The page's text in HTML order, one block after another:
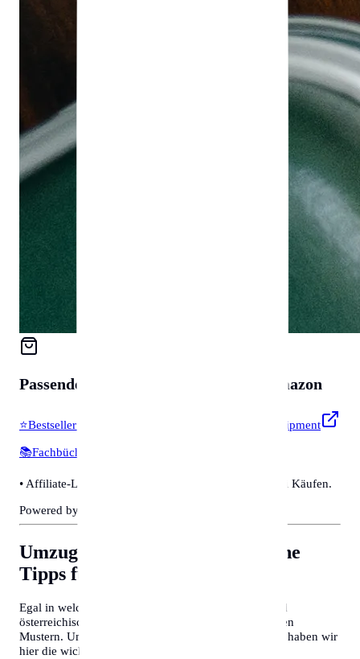
Passendes für auf Amazon
⭐Bestseller & Favoriten
Profi-Werkzeug & Equipment
📚Fachbücher & Guides
• Affiliate-Link: Wir erhalten eine kleine Provision bei Käufen.
Powered by Amazon 🛒
Umzug nach Duisburg
Allgemeine
Tipps für Behördengänge
Egal in welcher Stadt Sie sich befinden, deutsche und
österreichische Behördenprozesse folgen oft ähnlichen
Mustern. Um Zeit zu sparen und Frust zu vermeiden, haben wir
hier die wichtigsten Tipps für Sie zusammengefasst: